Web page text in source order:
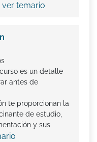
ver temario
es un detalle
antes de
te proporcionan la
de estudio,
y sus